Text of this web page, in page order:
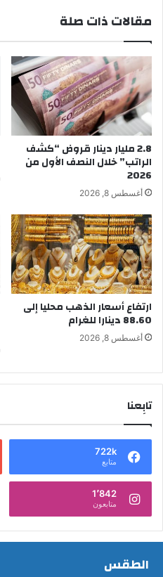
مقالات ذات صلة
2.8 مليار دينار قروض “كشف
الراتب” خلال النصف الأول من
2026
أغسطس 8, 2026
ارتفاع أسعار الذهب محليا إلى
88.60 دينارا للغرام
أغسطس 8, 2026
تابِعنا
722k
متابع
1٬842
متابعون
الطقس